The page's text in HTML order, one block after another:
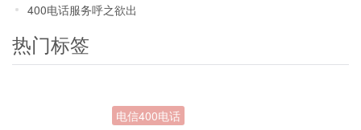
400电话服务呼之欲出
热门标签